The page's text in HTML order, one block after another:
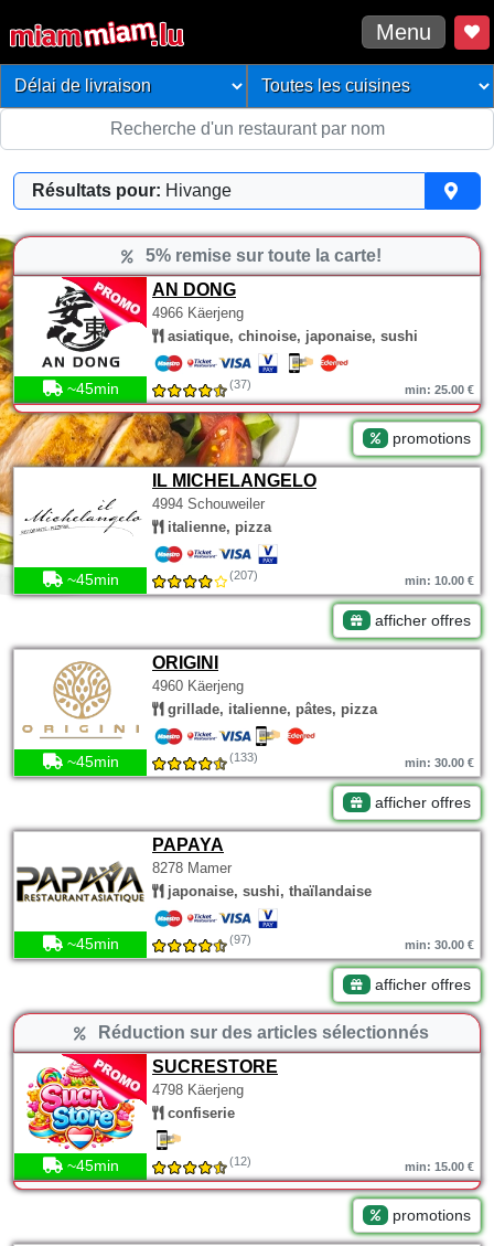
Menu
Résultats pour: Hivange
5% remise sur toute la carte!
AN DONG
4966 Käerjeng
asiatique, chinoise, japonaise, sushi
~45min (37) min: 25.00 €
promotions
IL MICHELANGELO
4994 Schouweiler
italienne, pizza
~45min (207) min: 10.00 €
afficher offres
ORIGINI
4960 Käerjeng
grillade, italienne, pâtes, pizza
~45min (133) min: 30.00 €
afficher offres
PAPAYA
8278 Mamer
japonaise, sushi, thaïlandaise
~45min (97) min: 30.00 €
afficher offres
Réduction sur des articles sélectionnés
SUCRESTORE
4798 Käerjeng
confiserie
~45min (12) min: 15.00 €
promotions